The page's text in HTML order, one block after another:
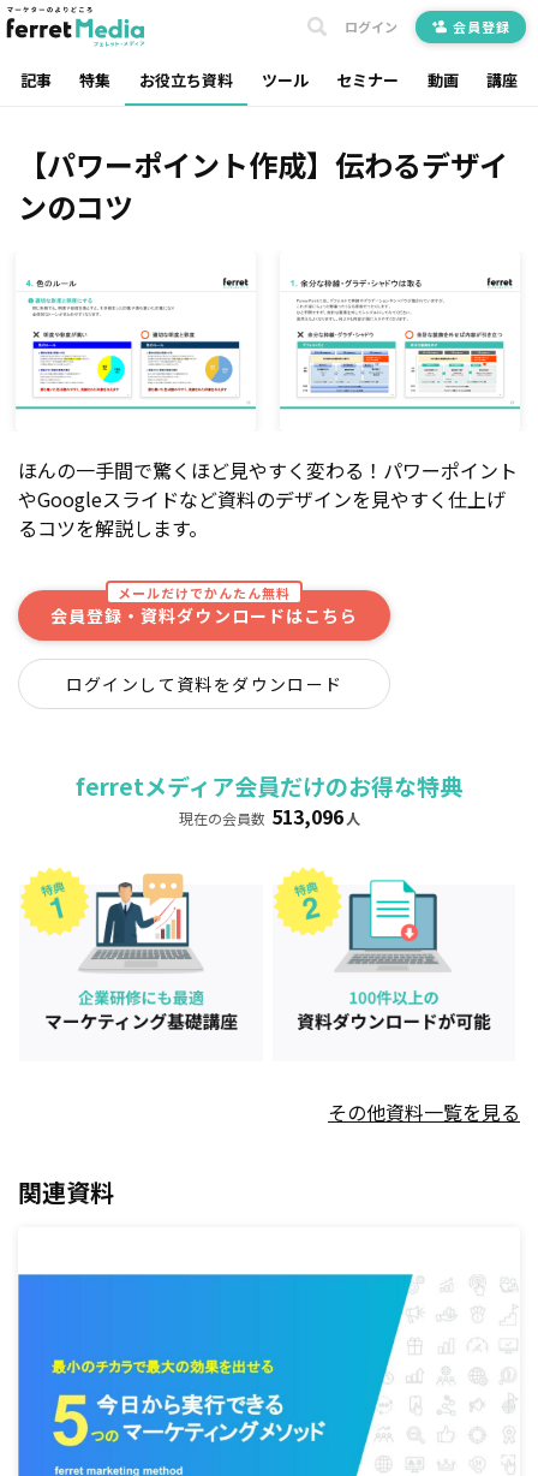
記事 特集 お役立ち資料 ツール セミナー 動画 講座
ログイン 会員登録
【パワーポイント作成】伝わるデザイ
ンのコツ
ほんの一手間で驚くほど見やすく変わる！パワーポイント
やGoogleスライドなど資料のデザインを見やすく仕上げ
るコツを解説します。
メールだけでかんたん無料
会員登録・資料ダウンロードはこちら
ログインして資料をダウンロード
ferretメディア会員だけのお得な特典
現在の会員数 513,096 人
その他資料一覧を見る
関連資料